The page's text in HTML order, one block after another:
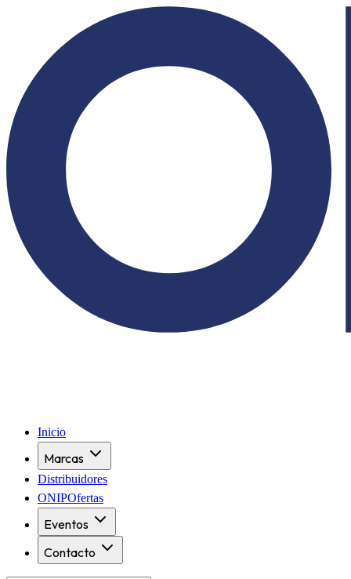
Inicio
Marcas
Distribuidores
ONIPOfertas
Eventos
Contacto